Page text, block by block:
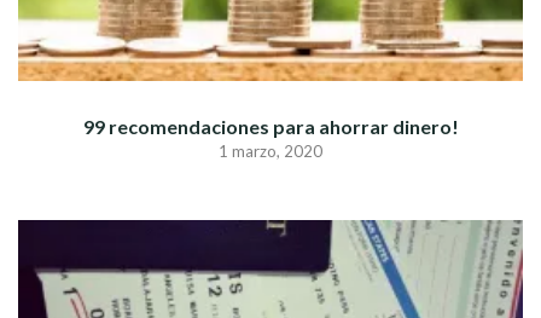
99 recomendaciones para ahorrar dinero!
1 marzo, 2020